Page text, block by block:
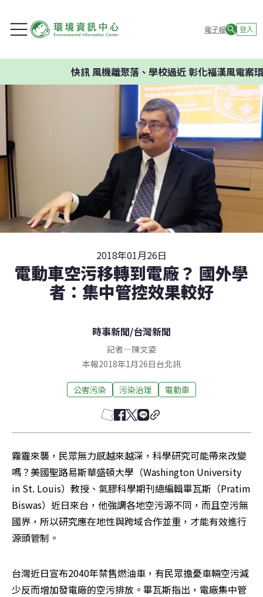
電子報 登入
風機離聚落、學校過近 彰化福漢風電案環委建
2018年01月26日
電動車空污移轉到電廠？ 國外學
者：集中管控效果較好
時事新聞/台灣新聞
記者—陳文姿
本報2018年1月26日台北訊
公害污染 污染治理 電動車
霧霾來襲，民眾無力感越來越深，科學研究可能帶來改變
嗎？美國聖路易斯華盛頓大學（Washington University
in St. Louis）教授、氣膠科學期刊總編輯畢瓦斯（Pratim
Biswas）近日來台，他強調各地空污源不同，而且空污無
國界，所以研究應在地性與跨域合作並重，才能有效進行
源頭管制。
台灣近日宣布2040年禁售燃油車，有民眾擔憂車輛空污減
少反而增加發電廠的空污排放。畢瓦斯指出，電廠集中管